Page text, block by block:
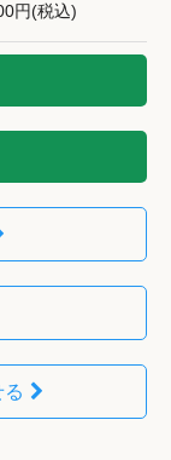
円(税込)